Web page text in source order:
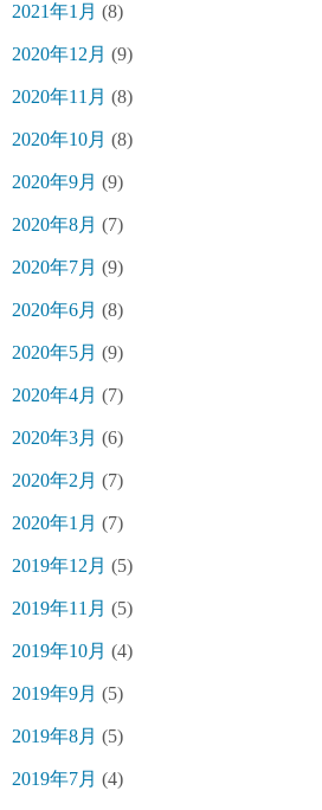
2021年1月 (8)
2020年12月 (9)
2020年11月 (8)
2020年10月 (8)
2020年9月 (9)
2020年8月 (7)
2020年7月 (9)
2020年6月 (8)
2020年5月 (9)
2020年4月 (7)
2020年3月 (6)
2020年2月 (7)
2020年1月 (7)
2019年12月 (5)
2019年11月 (5)
2019年10月 (4)
2019年9月 (5)
2019年8月 (5)
2019年7月 (4)